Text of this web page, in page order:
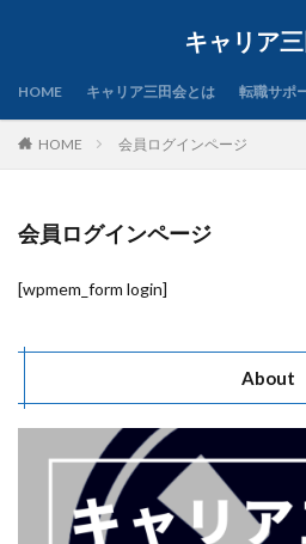
キャリア
HOME キャリア三田会とは 転職サポ
HOME 会員ログインページ
会員ログインページ
[wpmem_form login]
About